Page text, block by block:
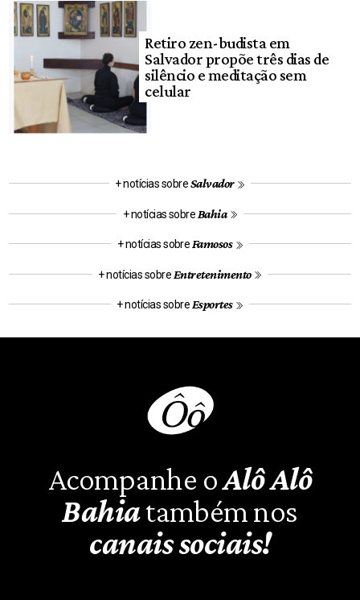
Retiro zen-budista em
Salvador propõe três dias de
silêncio e meditação sem
celular
+ notícias sobreSalvador
+ notícias sobre Bahia
+ notícias sobreFamosos
+ notícias sobre Entretenimento
+ notícias sobreEsportes
Acompanhe oAlô Alô
Bahiatambém nos
canais sociais!